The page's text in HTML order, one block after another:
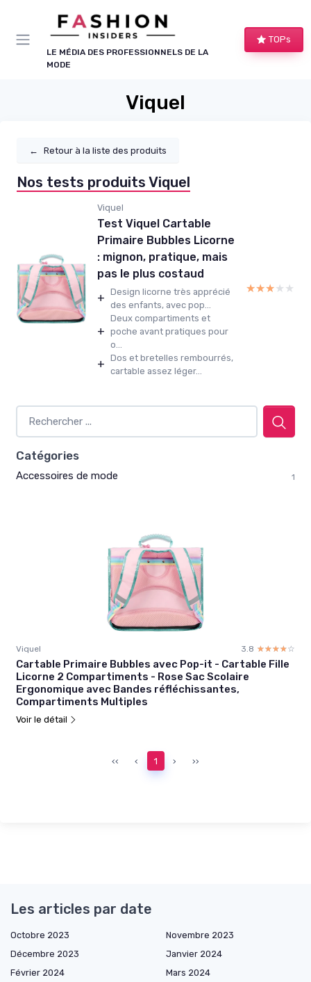
LE MÉDIA DES PROFESSIONNELS DE LA
MODE
TOPs
Viquel
← Retour à la liste des produits
Nos tests produits Viquel
Viquel
Test Viquel Cartable
Primaire Bubbles Licorne
: mignon, pratique, mais
pas le plus costaud
+ Design licorne très apprécié
des enfants, avec pop...
+
Deux compartiments et
poche avant pratiques pour
o...
+ Dos et bretelles rembourrés,
cartable assez léger...
★★★★★
★★★★★
Catégories
Accessoires de mode 1
Viquel 3.8 ☆☆☆☆☆
★★★★★
Cartable Primaire Bubbles avec Pop-it - Cartable Fille
Licorne 2 Compartiments - Rose Sac Scolaire
Ergonomique avec Bandes réfléchissantes,
Compartiments Multiples
Voir le détail
‹‹ ‹ 1 › ››
Les articles par date
Octobre 2023
Novembre 2023
Décembre 2023
Janvier 2024
Février 2024
Mars 2024